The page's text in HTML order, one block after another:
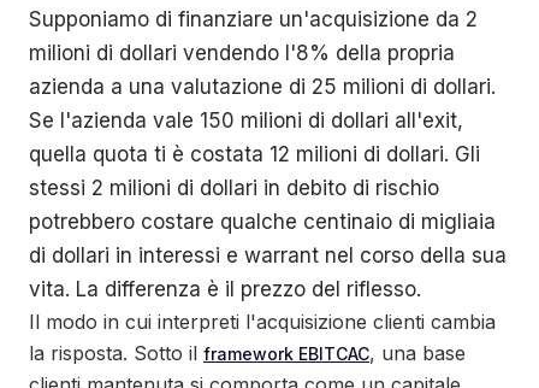
Supponiamo di finanziare un'acquisizione da 2
milioni di dollari vendendo l'8% della propria
azienda a una valutazione di 25 milioni di dollari.
Se l'azienda vale 150 milioni di dollari all'exit,
quella quota ti è costata 12 milioni di dollari. Gli
stessi 2 milioni di dollari in debito di rischio
potrebbero costare qualche centinaio di migliaia
di dollari in interessi e warrant nel corso della sua
vita. La differenza è il prezzo del riflesso.
Il modo in cui interpreti l'acquisizione clienti cambia
la risposta. Sotto il framework EBITCAC, una base